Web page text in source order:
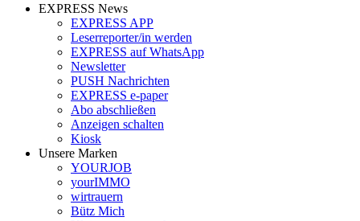
EXPRESS News
EXPRESS APP
Leserreporter/in werden
EXPRESS auf WhatsApp
Newsletter
PUSH Nachrichten
EXPRESS e-paper
Abo abschließen
Anzeigen schalten
Kiosk
Unsere Marken
YOURJOB
yourIMMO
wirtrauern
Bütz Mich